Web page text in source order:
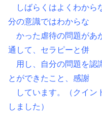
しばらくはよくわから
分の意識ではわからな
かった虐待の問題があ
通して、セラピーと併
用し、自分の問題を認
とができたこと、感謝
しています。（クイン
しました）